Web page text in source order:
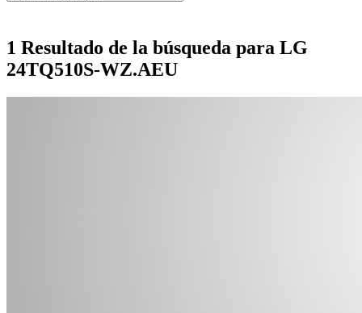
1 Resultado de la búsqueda para LG
24TQ510S-WZ.AEU